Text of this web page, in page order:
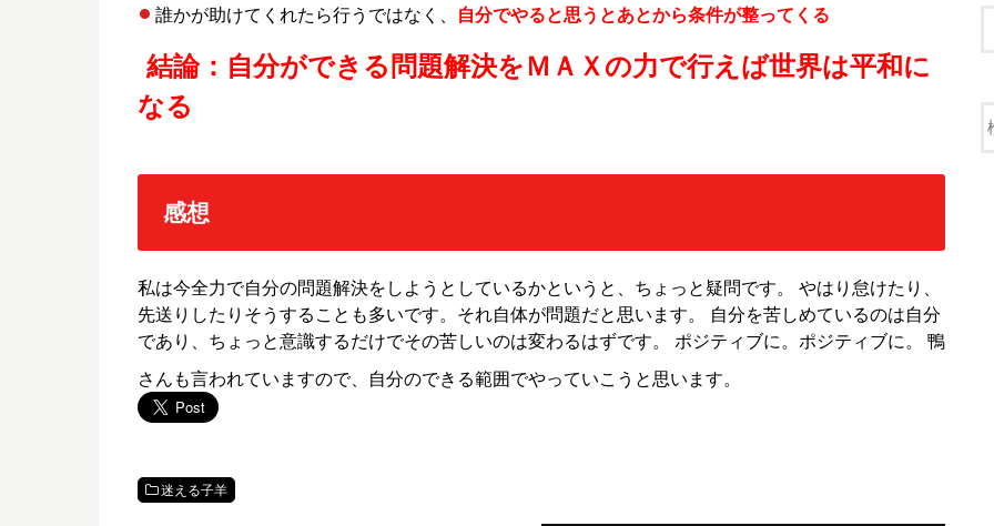
誰かが助けてくれたら行うではなく、 自分でやると思うとあとから条件が整ってくる
結論：自分ができる問題解決をＭＡＸの力で行えば世界は平和に
なる
感想
私は今全力で自分の問題解決をしようとしているかというと、ちょっと疑問です。 やはり怠けたり、
先送りしたりそうすることも多いです。それ自体が問題だと思います。 自分を苦しめているのは自分
であり、ちょっと意識するだけでその苦しいのは変わるはずです。 ポジティブに。ポジティブに。 鴨
さんも言われていますので、自分のできる範囲でやっていこうと思います。
迷える子羊